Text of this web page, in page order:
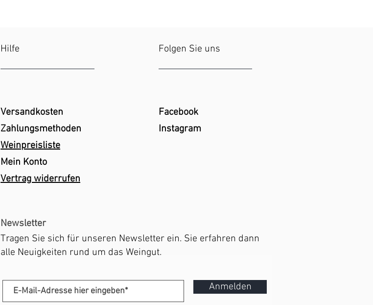
Hilfe Folgen Sie uns
Versandkosten
Zahlungsmethoden
Weinpreisliste
Mein Konto
Vertrag widerrufen
Facebook
Instagram
Anmelden
Newsletter
Tragen Sie sich für unseren Newsletter ein. Sie erfahren dann
alle Neuigkeiten rund um das Weingut.